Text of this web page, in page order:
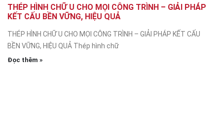
THÉP HÌNH CHỮ U CHO MỌI CÔNG TRÌNH – GIẢI PHÁP
KẾT CẤU BỀN VỮNG, HIỆU QUẢ
THÉP HÌNH CHỮ U CHO MỌI CÔNG TRÌNH – GIẢI PHÁP KẾT CẤU
BỀN VỮNG, HIỆU QUẢ Thép hình chữ
Đọc thêm »